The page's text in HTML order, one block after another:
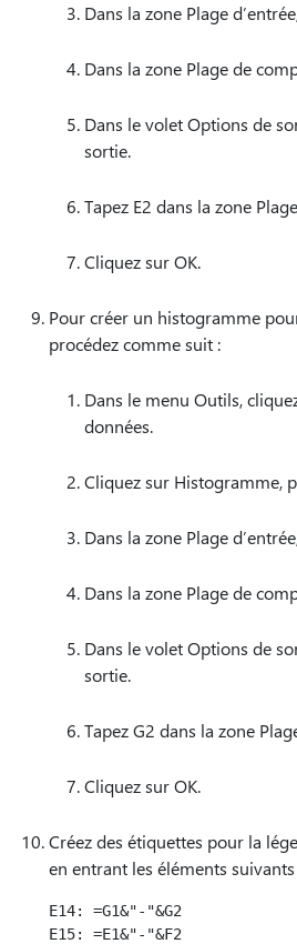
Dans la zone Plage
Dans la zone Plage de
Dans le volet Options de
sortie.
Tapez E2 dans la zone
Cliquez sur OK.
Pour créer un histogramme
procédez comme suit :
Dans le menu Outils,
données.
Cliquez sur Histogramme,
Dans la zone Plage
Dans la zone Plage de
Dans le volet Options de
sortie.
Tapez G2 dans la zone
Cliquez sur OK.
Créez des étiquettes pour la
en entrant les éléments suivants
E14: =G1&"-"&G2
E15: =E1&"-"&F2